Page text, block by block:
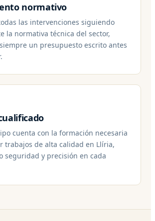
normativo
las intervenciones siguiendo
la normativa técnica del sector,
un presupuesto escrito antes
cuenta con la formación necesaria
trabajos de alta calidad en Llíria,
seguridad y precisión en cada